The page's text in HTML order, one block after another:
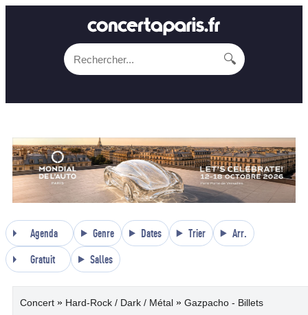
🔍
Agenda Genre Dates Trier Arr.
Gratuit Salles
Concert » Hard-Rock / Dark / Métal » Gazpacho - Billets